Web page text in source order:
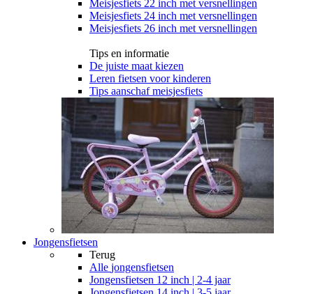
Meisjesfiets 22 inch met versnellingen
Meisjesfiets 24 inch met versnellingen
Meisjesfiets 26 inch met versnellingen
Tips en informatie
De juiste maat kiezen
Leren fietsen voor kinderen
Tips aanschaf meisjesfiets
Jongensfietsen
Terug
Alle jongensfietsen
Jongensfietsen 12 inch | 2-4 jaar